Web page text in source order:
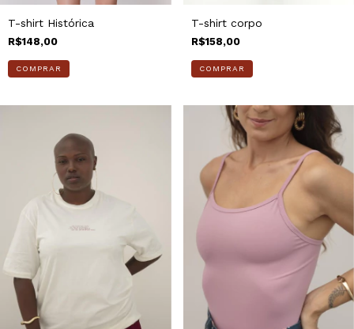
T-shirt Histórica
R$148,00
COMPRAR
T-shirt corpo
R$158,00
COMPRAR